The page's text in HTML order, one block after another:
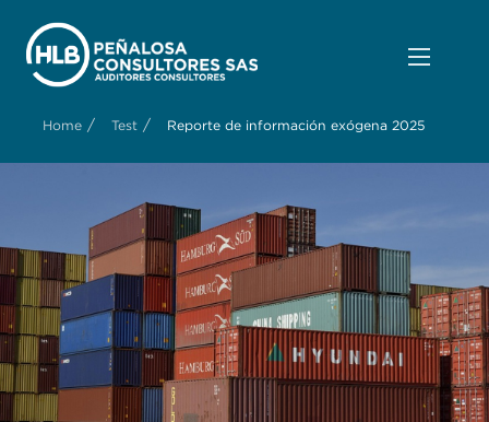
Home / Test / Reporte de información exógena 2025